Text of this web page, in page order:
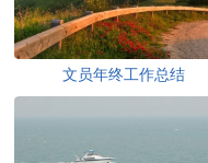
文员年终工作总结